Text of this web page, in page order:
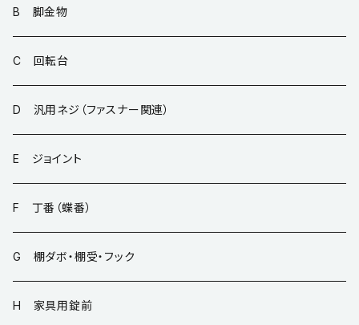
B 脚金物
C 回転台
D 汎用ネジ（ファスナー関連）
E ジョイント
F 丁番（蝶番）
G 棚ダボ・棚受・フック
H 家具用錠前